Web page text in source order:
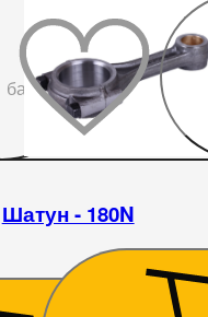
бажаного
Шатун - 180N